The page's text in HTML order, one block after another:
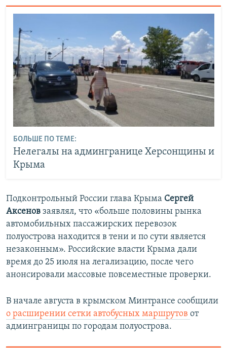
БОЛЬШЕ ПО ТЕМЕ:
Нелегалы на админгранице Херсонщины и
Крыма
Подконтрольный России глава Крыма Сергей
Аксенов заявлял, что «больше половины рынка
автомобильных пассажирских перевозок
полуострова находится в тени и по сути является
незаконным». Российские власти Крыма дали
время до 25 июля на легализацию, после чего
анонсировали массовые повсеместные проверки.
В начале августа в крымском Минтрансе сообщили
о расширении сетки автобусных маршрутов от
админграницы по городам полуострова.